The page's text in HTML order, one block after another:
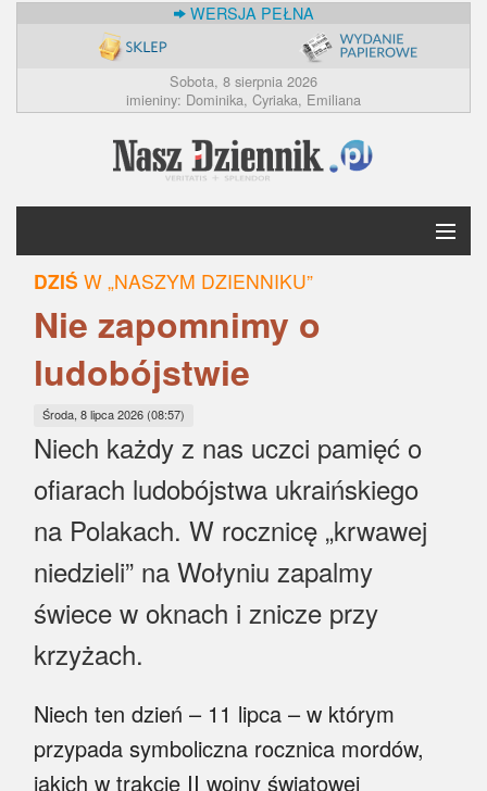
WERSJA PEŁNA
Sobota, 8 sierpnia 2026
imieniny: Dominika, Cyriaka, Emiliana
Krótko
Polska
Świat
Ekonomia
Myśl
Wiara
Sport
BlogAiD
Zaproszenia
DZIŚ W „NASZYM DZIENNIKU”
Nie zapomnimy o
ludobójstwie
Środa, 8 lipca 2026 (08:57)
Niech każdy z nas uczci pamięć o
ofiarach ludobójstwa ukraińskiego
na Polakach. W rocznicę „krwawej
niedzieli” na Wołyniu zapalmy
świece w oknach i znicze przy
krzyżach.
Niech ten dzień – 11 lipca – w którym
przypada symboliczna rocznica mordów,
jakich w trakcie II wojny światowej